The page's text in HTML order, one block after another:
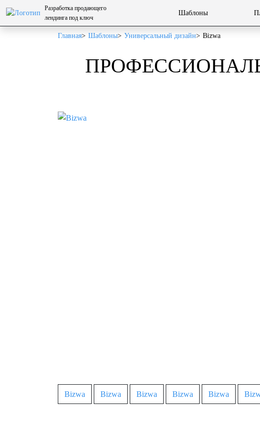
Разработка продающего
лендинга под ключ
Шаблоны
Главная Шаблоны Универсальный дизайн Bizwa
Bizwa Bizwa Bizwa Bizwa Bizwa